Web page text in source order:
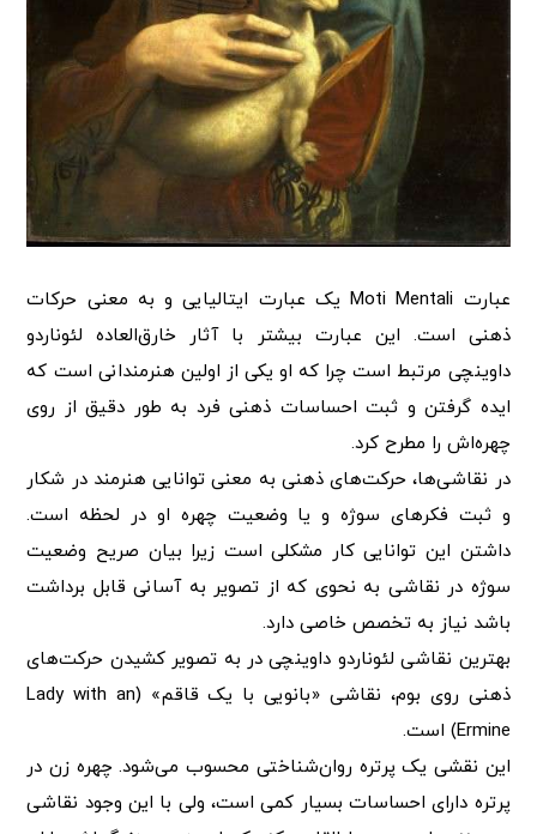
عبارت Moti Mentali یک عبارت ایتالیایی و به معنی حرکات
ذهنی است. این عبارت بیشتر با آثار خارق‌العاده لئوناردو
داوینچی مرتبط است چرا که او یکی از اولین هنرمندانی است که
ایده گرفتن و ثبت احساسات ذهنی فرد به طور دقیق از روی
چهره‌اش را مطرح کرد.
در نقاشی‌ها، حرکت‌های ذهنی به معنی توانایی هنرمند در شکار
و ثبت فکرهای سوژه و یا وضعیت چهره او در لحظه است.
داشتن این توانایی کار مشکلی است زیرا بیان صریح وضعیت
سوژه در نقاشی به نحوی که از تصویر به آسانی قابل برداشت
باشد نیاز به تخصص خاصی دارد.
بهترین نقاشی لئوناردو داوینچی در به تصویر کشیدن حرکت‌های
ذهنی روی بوم، نقاشی «بانویی با یک قاقم» (Lady with an
Ermine) است.
این نقشی یک پرتره روان‌شناختی محسوب می‌شود. چهره زن در
پرتره دارای احساسات بسیار کمی است، ولی با این وجود نقاشی